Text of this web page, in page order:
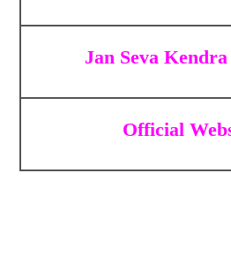
Jan Seva
Official